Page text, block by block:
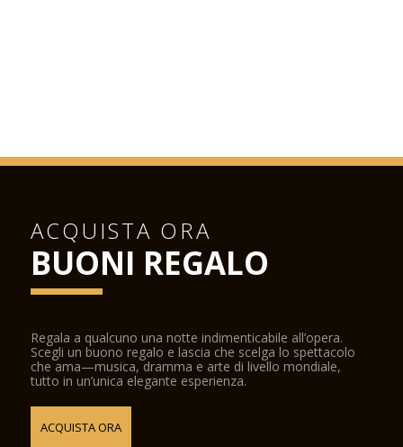
ACQUISTA ORA
BUONI REGALO
Regala a qualcuno una notte indimenticabile all’opera.
Scegli un buono regalo e lascia che scelga lo spettacolo
che ama—musica, dramma e arte di livello mondiale,
tutto in un’unica elegante esperienza.
ACQUISTA ORA